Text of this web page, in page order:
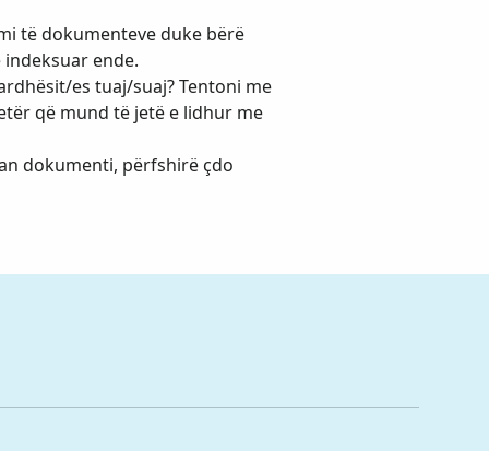
të dokumenteve duke bërë
ende.
es tuaj/suaj? Tentoni me
që mund të jetë e lidhur me
dokumenti, përfshirë çdo